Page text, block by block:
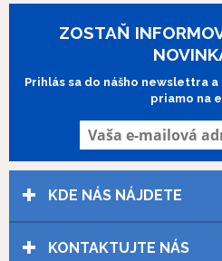
r. Oleksii
r. Ladislav
r. Zdenko
ZOSTAŇ
Prihlás sa do nášho newslettra
priamo na
KDE NÁS NÁJDETE
KONTAKTUJTE NÁS